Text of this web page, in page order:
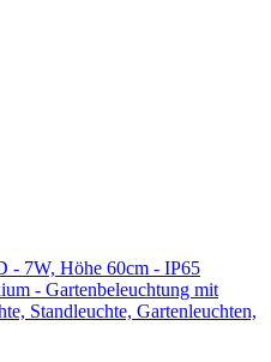
- 7W, Höhe 60cm - IP65
- Gartenbeleuchtung mit
Standleuchte, Gartenleuchten,